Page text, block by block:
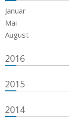
Januar
Mai
August
2016
2015
2014